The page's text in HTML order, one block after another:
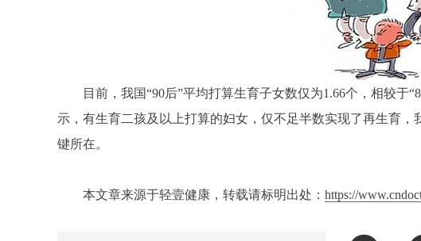
目前，我国“90后”平均打算生育子女数仅为1.66个，相较于
示，有生育二孩及以上打算的妇女，仅不足半数实现了再生育
键所在。
本文章来源于轻壹健康，转载请标明出处： https://